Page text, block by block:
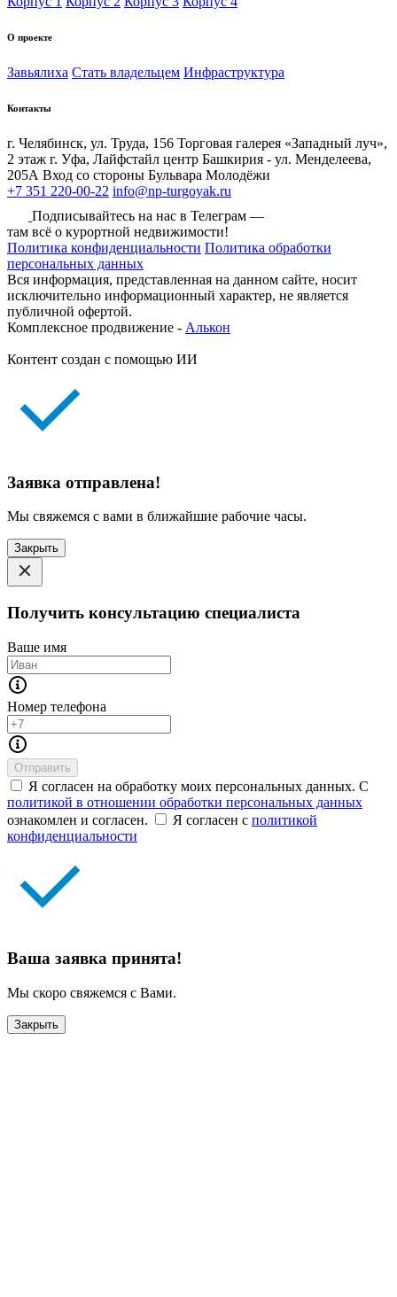
О проекте
Завьялиха Стать владельцем Инфраструктура
Контакты
г. Челябинск, ул. Труда, 156 Торговая галерея «Западный луч»,
2 этаж г. Уфа, Лайфстайл центр Башкирия - ул. Менделеева,
205А Вход со стороны Бульвара Молодёжи
+7 351 220-00-22 info@np-turgoyak.ru
Подписывайтесь на нас в Телеграм —
там всё о курортной недвижимости!
Политика конфиденциальности Политика обработки
персональных данных
Вся информация, представленная на данном сайте, носит
исключительно информационный характер, не является
публичной офертой.
Комплексное продвижение - Алькон
Контент создан с помощью ИИ
Заявка отправлена!
Мы свяжемся с вами в ближайшие рабочие часы.
Закрыть
Получить консультацию специалиста
Ваше имя
Номер телефона
Отправить
Я согласен на обработку моих персональных данных. С
политикой в отношении обработки персональных данных
ознакомлен и согласен.
Я согласен с политикой
конфиденциальности
Ваша заявка принята!
Мы скоро свяжемся с Вами.
Закрыть